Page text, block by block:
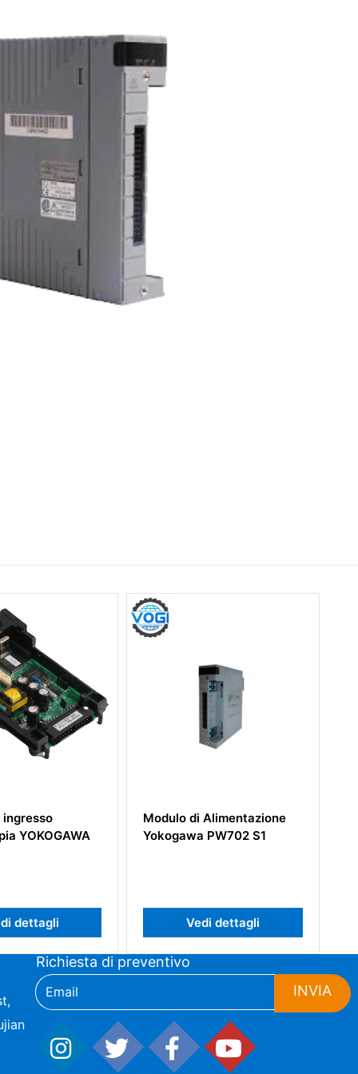
Modulo di Alimentazione
Yokogawa PW702 S1
Vedi dettagli
Modulo di uscita
Yokogawa AAI543-S00
Vedi dettagli
Richiesta di preventivo
INVIA